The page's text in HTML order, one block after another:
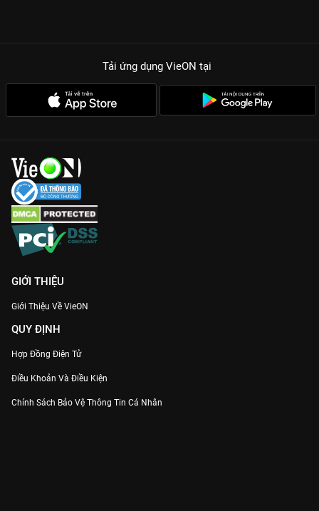
Tải ứng dụng VieON tại
GIỚI THIỆU
Giới Thiệu Về VieON
QUY ĐỊNH
Hợp Đồng Điện Tử
Điều Khoản Và Điều Kiện
Chính Sách Bảo Vệ Thông Tin Cá Nhân